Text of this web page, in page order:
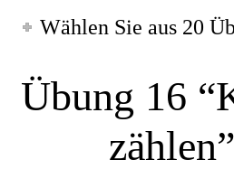
Wählen Sie aus 20
Übung 16
zählen”